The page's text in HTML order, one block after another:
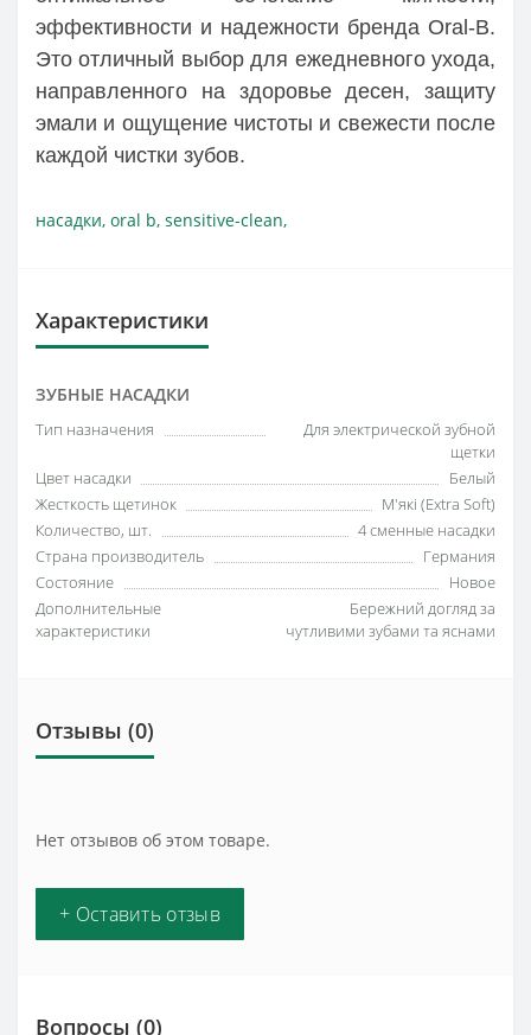
эффективности и надежности бренда Oral-B.
Это отличный выбор для ежедневного ухода,
направленного на здоровье десен, защиту
эмали и ощущение чистоты и свежести после
каждой чистки зубов.
насадки, oral b, sensitive-clean,
Характеристики
ЗУБНЫЕ НАСАДКИ
Тип назначения
Для электрической зубной
щетки
Цвет насадки
Белый
Жесткость щетинок
М'які (Extra Soft)
Количество, шт.
4 сменные насадки
Страна производитель
Германия
Состояние
Новое
Дополнительные
характеристики
Бережний догляд за
чутливими зубами та яснами
Отзывы (0)
Нет отзывов об этом товаре.
+ Оставить отзыв
Вопросы (0)